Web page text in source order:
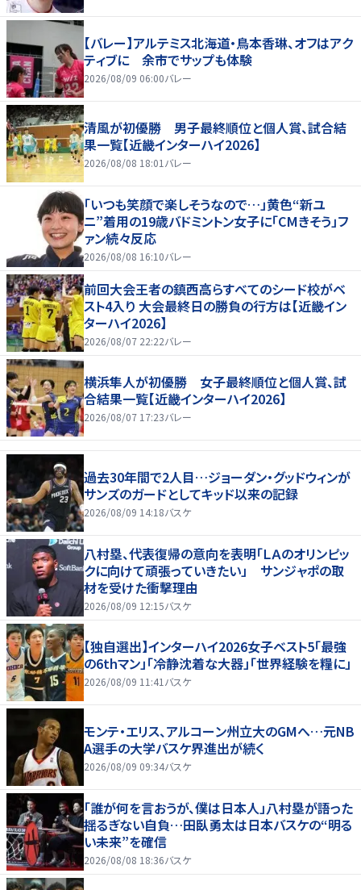
【バレー】アルテミス北海道・鳥本香琳、オフはアク
ティブに 余市でサップも体験
2026/08/09 06:00バレー
清風が初優勝 男子最終順位と個人賞、試合結
果一覧【近畿インターハイ2026】
2026/08/08 18:01 バレー
「いつも笑顔で楽しそうなので…」黄色“新ユ
ニ”着用の19歳バドミントン女子に「CMきそう」フ
ァン続々反応
2026/08/08 16:10バレー
前回大会王者の鎮西高らすべてのシード校がベ
スト4入り 大会最終日の勝負の行方は【近畿イン
ターハイ2026】
2026/08/07 22:22バレー
横浜隼人が初優勝 女子最終順位と個人賞、試
合結果一覧【近畿インターハイ2026】
2026/08/07 17:23バレー
過去30年間で2人目…ジョーダン・グッドウィンが
サンズのガードとしてキッド以来の記録
2026/08/09 14:18バスケ
八村塁、代表復帰の意向を表明「ＬＡのオリンピッ
クに向けて頑張っていきたい」 サンジャポの取
材を受けた衝撃理由
2026/08/09 12:15バスケ
【独自選出】インターハイ2026女子ベスト5「最強
の6thマン」「冷静沈着な大器」「世界経験を糧に」
2026/08/09 11:41 バスケ
モンテ・エリス、アルコーン州立大のGMへ…元NB
A選手の大学バスケ界進出が続く
2026/08/09 09:34バスケ
「誰が何を言おうが、僕は日本人」八村塁が語った
揺るぎない自負…田臥勇太は日本バスケの“明る
い未来”を確信
2026/08/08 18:36バスケ